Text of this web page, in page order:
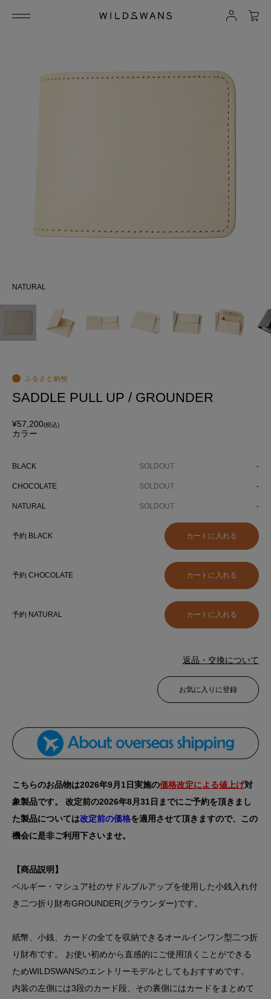
NATURAL
SADDLE PULL UP / GROUNDER
¥57,200(税込)
カラー
BLACK SOLDOUT -
CHOCOLATE SOLDOUT -
NATURAL SOLDOUT -
予約 BLACK
予約 CHOCOLATE
予約 NATURAL
返品・交換について
お気に入りに登録
こちらのお品物は2026年9月1日実施の価格改定による値上げ対
象製品です。 改定前の2026年8月31日までにご予約を頂きまし
た製品については改定前の価格を適用させて頂きますので、この
機会に是非ご利用下さいませ。
【商品説明】
ベルギー・マシュア社のサドルプルアップを使用した小銭入れ付
き二つ折り財布GROUNDER(グラウンダー)です。
紙幣、小銭、カードの全てを収納できるオールインワン型二つ折
り財布です。 お使い初めから直感的にご使用頂くことができる
ためWILDSWANSのエントリーモデルとしてもおすすめです。
内装の左側には3段のカード段、その裏側にはカードをまとめて